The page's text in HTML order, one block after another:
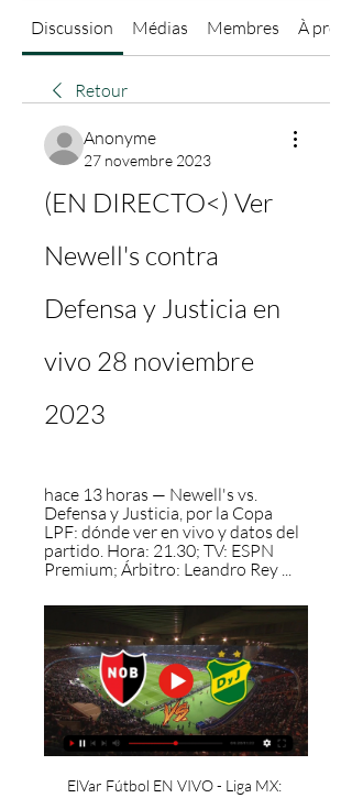
Discussion Médias Membres À
Retour
Anonyme
27 novembre 2023
(EN DIRECTO<) Ver
Newell's contra
Defensa y Justicia en
vivo 28 noviembre
2023
hace 13 horas — Newell's vs.
Defensa y Justicia, por la Copa
LPF: dónde ver en vivo y datos del
partido. Hora: 21.30; TV: ESPN
Premium; Árbitro: Leandro Rey ...
ElVar Fútbol EN VIVO - Liga MX: